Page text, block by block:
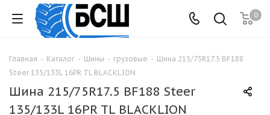
0
Главная - Каталог - Шины - грузовые - Шина 215/75R17.5 BF188
Steer 135/133L 16PR TL BLACKLION
Шина 215/75R17.5 BF188 Steer
135/133L 16PR TL BLACKLION